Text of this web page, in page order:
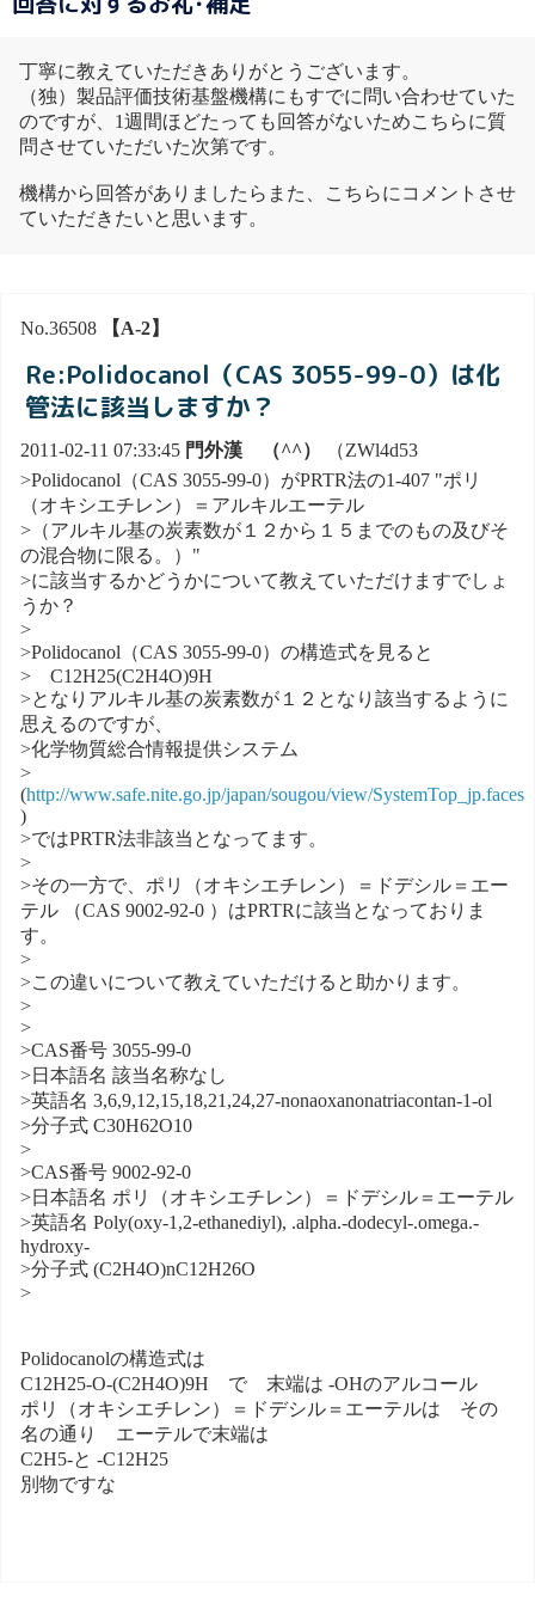
丁寧に教えていただきありがとうございます。
（独）製品評価技術基盤機構にもすでに問い合わせていた
のですが、1週間ほどたっても回答がないためこちらに質
問させていただいた次第です。
機構から回答がありましたらまた、こちらにコメントさせ
ていただきたいと思います。
No.36508 【A-2】
Re:Polidocanol（CAS 3055-99-0）は化
管法に該当しますか？
2011-02-11 07:33:45 門外漢 （^^）
（ZWl4d53
>Polidocanol（CAS 3055-99-0）がPRTR法の1-407 "ポリ
（オキシエチレン）＝アルキルエーテル
>（アルキル基の炭素数が１２から１５までのもの及びそ
の混合物に限る。）"
>に該当するかどうかについて教えていただけますでしょ
うか？
>
>Polidocanol（CAS 3055-99-0）の構造式を見ると
> C12H25(C2H4O)9H
>となりアルキル基の炭素数が１２となり該当するように
思えるのですが、
>化学物質総合情報提供システム
>
(http://www.safe.nite.go.jp/japan/sougou/view/SystemTop_jp.faces
)
>ではPRTR法非該当となってます。
>
>その一方で、ポリ（オキシエチレン）＝ドデシル＝エー
テル （CAS 9002-92-0 ）はPRTRに該当となっておりま
す。
>
>この違いについて教えていただけると助かります。
>
>
>CAS番号 3055-99-0
>日本語名 該当名称なし
>英語名 3,6,9,12,15,18,21,24,27-nonaoxanonatriacontan-1-ol
>分子式 C30H62O10
>
>CAS番号 9002-92-0
>日本語名 ポリ（オキシエチレン）＝ドデシル＝エーテル
>英語名 Poly(oxy-1,2-ethanediyl), .alpha.-dodecyl-.omega.-
hydroxy-
>分子式 (C2H4O)nC12H26O
>
Polidocanolの構造式は
C12H25-O-(C2H4O)9H で 末端は -OHのアルコール
ポリ（オキシエチレン）＝ドデシル＝エーテルは その
名の通り エーテルで末端は
C2H5-と -C12H25
別物ですな